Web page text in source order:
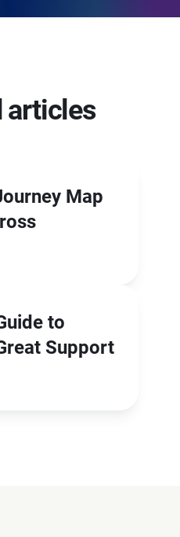
articles
Map
to
Support